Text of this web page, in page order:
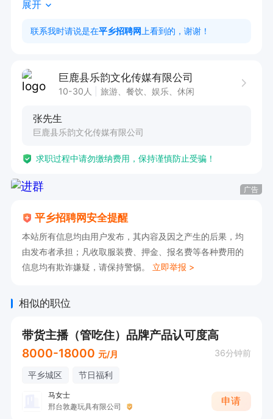
✅ 专业运营1对1手把手教学，从开播流程到粉丝互
动全搞定，小白秒变达人！
整和优化直播内容，提升观众参与度
2. 薪资无上限：
收益），****！
✅ 条件优秀者**可谈，有经验主播待遇从优，直接
3. **又自由：
✅ 全职/兼职任选，公司/居家直播都行，时间自己
✅ 每月固定公休，工作生活两不误～
4. 0成本入职：
✅ 带薪培训！0押金！无任何隐形收费！设备支
持、流量扶持全到位！
展开
联系我时请说是在平乡招聘网 上看到的，谢谢！
巨鹿县乐韵文化传媒有限公司
10-30人 旅游、餐饮、娱乐、休闲
张先生
巨鹿县乐韵文化传媒有限公司
求职过程中请勿缴纳费用，保持谨慎防止受骗！
广告
平乡招聘网安全提醒
本站所有信息均由用户发布，其内容及因之产生的后果，均
由发布者承担；凡收取服装费、押金、报名费等各种费用的
信息均有欺诈嫌疑，请保持警惕。 立即举报 >
相似的职位
带货主播（管吃住）品牌产品认可度高
8000-18000 元/月 36分钟前
平乡城区 节日福利
马女士
邢台敦趣玩具有限公司
申请